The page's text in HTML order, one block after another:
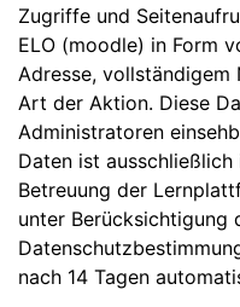
Zugriffe und
ELO (moodle) in Form
Adresse, vollständigem
Art der Aktion. Diese
Administratoren
Daten ist
Betreuung der
unter Berücksichtigung
nach 14 Tagen